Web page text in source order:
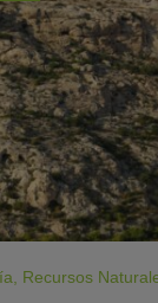
, Recursos